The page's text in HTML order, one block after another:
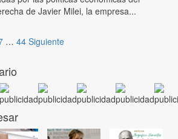
de Javier Milei, la empresa...
… 44 Siguiente